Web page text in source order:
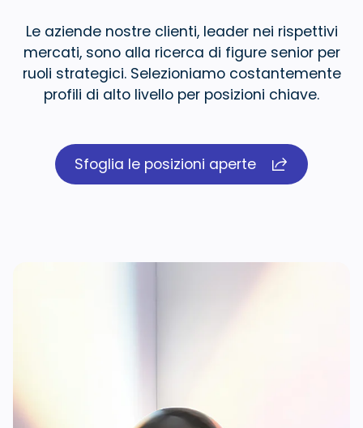
Le aziende nostre clienti, leader nei rispettivi
mercati, sono alla ricerca di figure senior per
ruoli strategici. Selezioniamo costantemente
profili di alto livello per posizioni chiave.
Sfoglia le posizioni aperte